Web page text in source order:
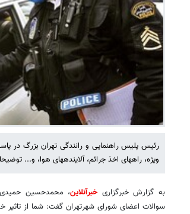
رئیس پلیس راهنمایی و رانندگی تهران بزرگ در
ویژه، راههای اخذ جرائم، آلایندههای هوا، و...
به گزارش خبرگزاریخبرآنلاین، محمدحسین حمیدی
سوالات اعضای شورای شهرتهران گفت: شما از تاثیر